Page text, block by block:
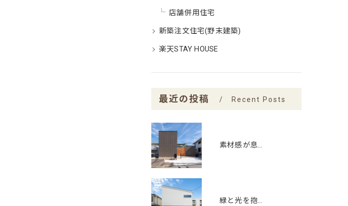
店舗併用住宅
新築注文住宅(野末建築)
楽天STAY HOUSE
最近の投稿 Recent Posts
素材感が息づく、中庭とワークスペースの家
緑と光を抱く、螺旋階段のある家